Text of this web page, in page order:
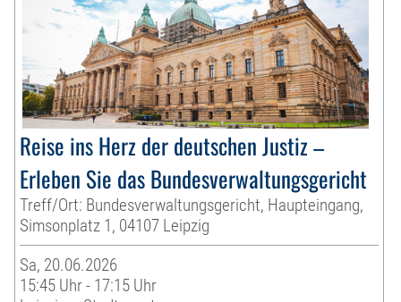
Reise ins Herz der deutschen Justiz –
Erleben Sie das Bundesverwaltungsgericht
Treff/Ort: Bundesverwaltungsgericht, Haupteingang,
Simsonplatz 1, 04107 Leipzig
Sa, 20.06.2026
15:45 Uhr - 17:15 Uhr